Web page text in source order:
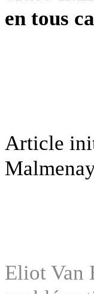
en tous
Article
Eliot Van